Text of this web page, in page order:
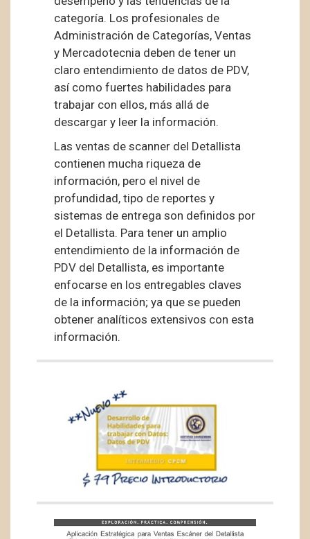
categoría. Los profesionales de
Administración de Categorías, Ventas
y Mercadotecnia deben de tener un
claro entendimiento de datos de PDV,
así como fuertes habilidades para
trabajar con ellos, más allá de
descargar y leer la información.
Las ventas de scanner del Detallista
contienen mucha riqueza de
información, pero el nivel de
profundidad, tipo de reportes y
sistemas de entrega son definidos por
el Detallista. Para tener un amplio
entendimiento de la información de
PDV del Detallista, es importante
enfocarse en los entregables claves
de la información; ya que se pueden
obtener analíticos extensivos con esta
información.